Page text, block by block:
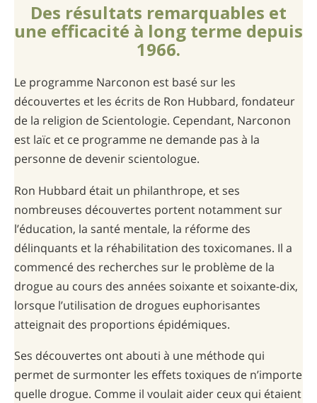
Des résultats remarquables et
une efficacité à long terme depuis
1966.
Le programme Narconon est basé sur les
découvertes et les écrits de Ron Hubbard, fondateur
de la religion de Scientologie. Cependant, Narconon
est laïc et ce programme ne demande pas à la
personne de devenir scientologue.
Ron Hubbard était un philanthrope, et ses
nombreuses découvertes portent notamment sur
l’éducation, la santé mentale, la réforme des
délinquants et la réhabilitation des toxicomanes. Il a
commencé des recherches sur le problème de la
drogue au cours des années soixante et soixante-dix,
lorsque l’utilisation de drogues euphorisantes
atteignait des proportions épidémiques.
Ses découvertes ont abouti à une méthode qui
permet de surmonter les effets toxiques de n’importe
quelle drogue. Comme il voulait aider ceux qui étaient